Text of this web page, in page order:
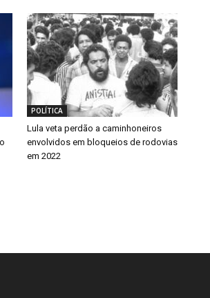
POLÍTICA
Lula veta perdão a caminhoneiros
envolvidos em bloqueios de rodovias
em 2022